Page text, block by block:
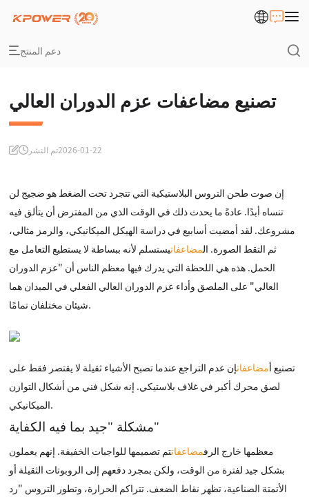
دعم المنتج
تصنيع مضاعفات عزم الدوران العالي
تم النشر2026-01-22
إن صوت طحن التروس البلاستيكية التي تتجرد تحت الضغط هو ضجيج لن
تنساه أبدًا. عادةً ما يحدث ذلك في الوقت الذي من المفترض أن يتألق فيه
مشروعك. لقد أمضيت أسابيع في دراسة الهيكل الميكانيكي، والرمز مثالي،
ثم التقط الصورة. المضاعفاتيستسلم لأنه ببساطة لا يستطيع التعامل مع
الحمل. هذه هي اللحظة التي يدرك فيها معظم الناس أن "عزم الدوران
العالي" على الملصق وأداء عزم الدوران العالي الفعلي في الميدان هما
شيئان مختلفان تمامًا.
تصنيع أمضاعفاتإن عدم التراجع عندما تصبح الأشياء ثقيلة لا يقتصر فقط على
لصق محرك أكبر في غلاف بلاستيكي. إنه شكل فني من أشكال التوازن
الميكانيكي.
مشكلة "جيد بما فيه الكفاية"
معظمها خارج الرفمضاعفاتتم تصميمها للواجبات الخفيفة. إنهم يعملون
بشكل جيد لفترة من الوقت، ولكن بمجرد دفعهم إلى الروبوتات الثقيلة أو
الأتمتة الصناعية، تظهر نقاط الضعف. تتراكم الحرارة، وتطور التروس "رد